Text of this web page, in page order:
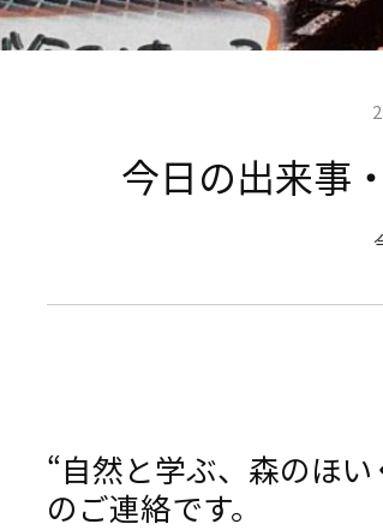
今日の出来事
“自然と学ぶ、森のほ
のご連絡です。